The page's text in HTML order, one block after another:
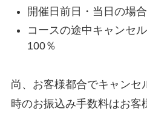
開催日前日・当日の場
コースの途中キャンセ
100％
尚、お客様都合でキャンセ
時のお振込み手数料はお客